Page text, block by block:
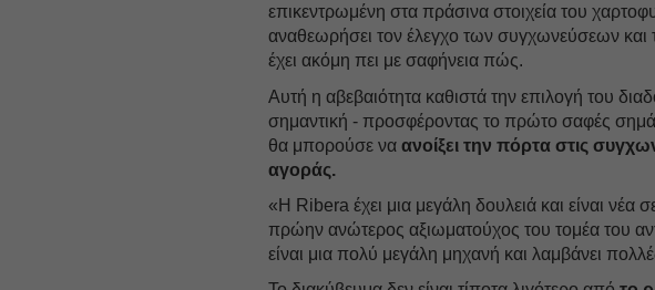
επικεντρωμένη στα πράσινα στοιχεία του
αναθεωρήσει τον έλεγχο των συγχωνεύσεων και
έχει ακόμη πει με σαφήνεια πώς.
Αυτή η αβεβαιότητα καθιστά την επιλογή του
σημαντική - προσφέροντας το πρώτο σαφές
θα μπορούσε να ανοίξει την πόρτα στις
αγοράς.
«Η Ribera έχει μια μεγάλη δουλειά και είναι νέα
πρώην ανώτερος αξιωματούχος του τομέα του
είναι μια πολύ μεγάλη μηχανή και λαμβάνει